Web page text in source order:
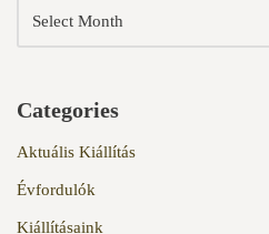
Categories
Aktuális Kiállítás
Évfordulók
Kiállításaink